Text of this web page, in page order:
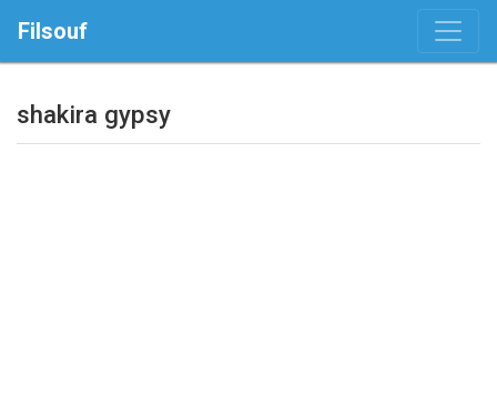
Filsouf
shakira gypsy